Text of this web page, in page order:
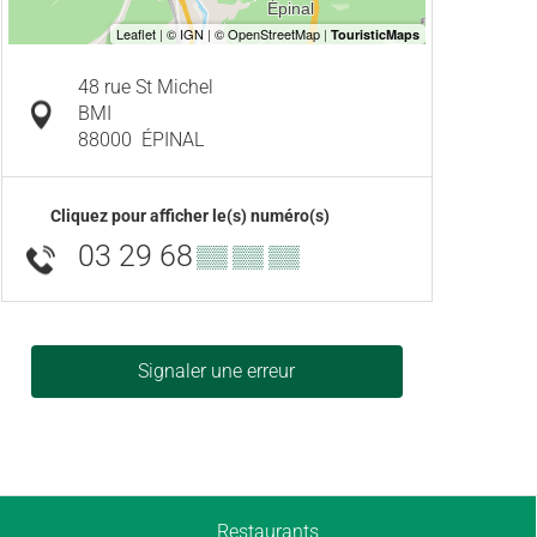
48 rue St Michel
BMI
88000 ÉPINAL
Cliquez pour afficher le(s) numéro(s)
03 29 68▒▒ ▒▒ ▒▒
Signaler une erreur
Restaurants